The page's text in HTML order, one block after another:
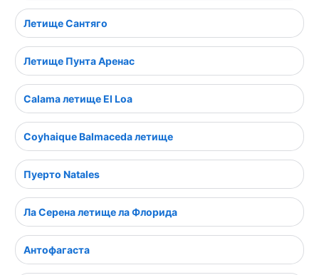
Летище Сантяго
Летище Пунта Аренас
Calama летище El Loa
Coyhaique Balmaceda летище
Пуерто Natales
Ла Серена летище ла Флорида
Антофагаста